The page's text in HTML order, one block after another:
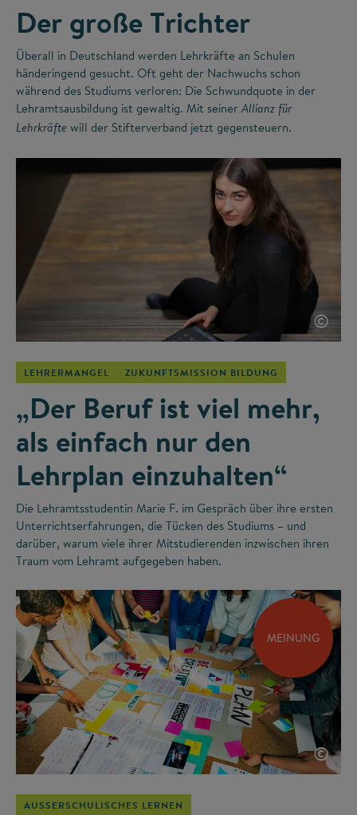
Der große Trichter
Überall in Deutschland werden Lehrkräfte an Schulen
händeringend gesucht. Oft geht der Nachwuchs schon
während des Studiums verloren: Die Schwundquote in der
Lehramtsausbildung ist gewaltig. Mit seiner Allianz für
Lehrkräfte will der Stifterverband jetzt gegensteuern.
©
LEHRERMANGEL ZUKUNFTSMISSION BILDUNG
„Der Beruf ist viel mehr,
als einfach nur den
Lehrplan einzuhalten“
Die Lehramtsstudentin Marie F. im Gespräch über ihre ersten
Unterrichtserfahrungen, die Tücken des Studiums – und
darüber, warum viele ihrer Mitstudierenden inzwischen ihren
Traum vom Lehramt aufgegeben haben.
MEINUNG
©
AUSSERSCHULISCHES LERNEN